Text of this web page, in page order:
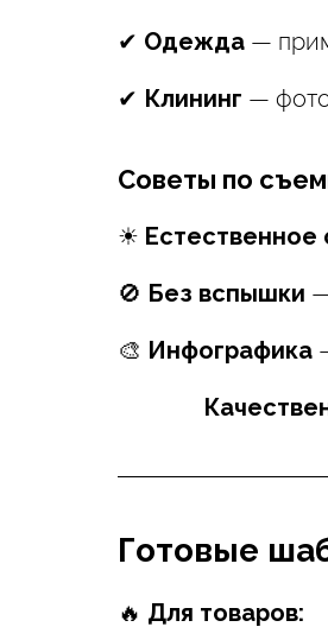
✔ Одежда —
✔ Клининг —
Советы по
☀
🚫 Без вспышки
🎨 Инфографика
Готовые
🔥 Для товаров: